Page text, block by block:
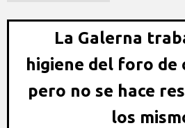
La Galerna
higiene del foro de
pero no se hace
los